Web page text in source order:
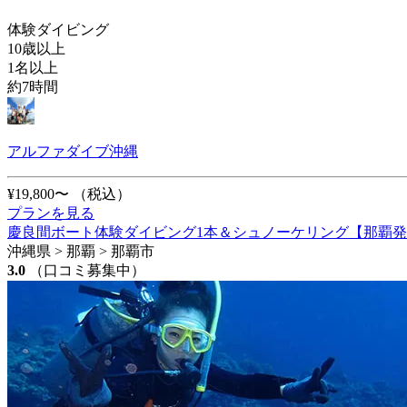
体験ダイビング
10歳以上
1名以上
約7時間
アルファダイブ沖縄
¥19,800〜
（税込）
プランを見る
慶良間ボート体験ダイビング1本＆シュノーケリング【那覇発
沖縄県 > 那覇 > 那覇市
3.0
（口コミ募集中）